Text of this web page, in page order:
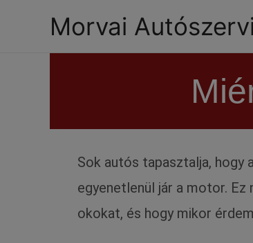
Morvai
Sok autós tapasztalja, hogy
egyenetlenül jár a motor.
okokat, és hogy mikor